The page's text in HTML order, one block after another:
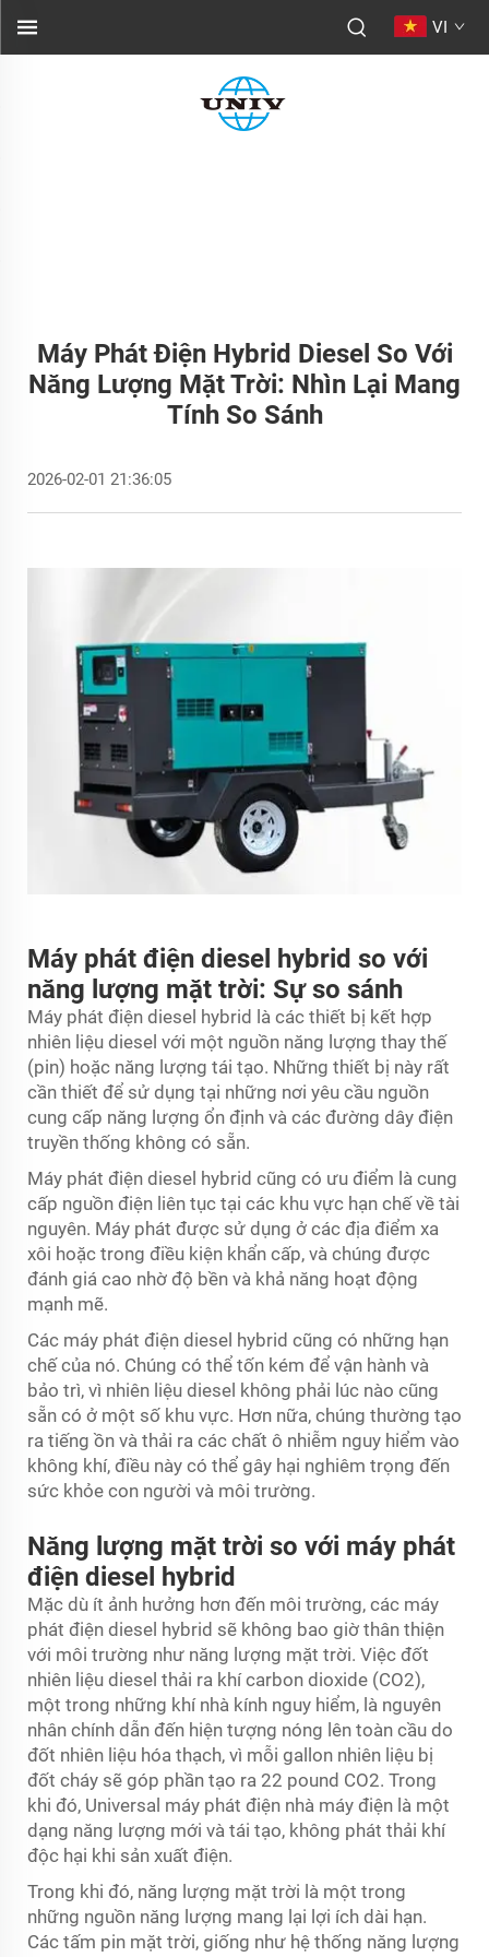
VI
Máy Phát Điện Hybrid Diesel So Với
Năng Lượng Mặt Trời: Nhìn Lại Mang
Tính So Sánh
2026-02-01 21:36:05
Máy phát điện diesel hybrid so với
năng lượng mặt trời: Sự so sánh
Máy phát điện diesel hybrid là các thiết bị kết hợp
nhiên liệu diesel với một nguồn năng lượng thay thế
(pin) hoặc năng lượng tái tạo. Những thiết bị này rất
cần thiết để sử dụng tại những nơi yêu cầu nguồn
cung cấp năng lượng ổn định và các đường dây điện
truyền thống không có sẵn.
Máy phát điện diesel hybrid cũng có ưu điểm là cung
cấp nguồn điện liên tục tại các khu vực hạn chế về tài
nguyên. Máy phát được sử dụng ở các địa điểm xa
xôi hoặc trong điều kiện khẩn cấp, và chúng được
đánh giá cao nhờ độ bền và khả năng hoạt động
mạnh mẽ.
Các máy phát điện diesel hybrid cũng có những hạn
chế của nó. Chúng có thể tốn kém để vận hành và
bảo trì, vì nhiên liệu diesel không phải lúc nào cũng
sẵn có ở một số khu vực. Hơn nữa, chúng thường tạo
ra tiếng ồn và thải ra các chất ô nhiễm nguy hiểm vào
không khí, điều này có thể gây hại nghiêm trọng đến
sức khỏe con người và môi trường.
Năng lượng mặt trời so với máy phát
điện diesel hybrid
Mặc dù ít ảnh hưởng hơn đến môi trường, các máy
phát điện diesel hybrid sẽ không bao giờ thân thiện
với môi trường như năng lượng mặt trời. Việc đốt
nhiên liệu diesel thải ra khí carbon dioxide (CO2),
một trong những khí nhà kính nguy hiểm, là nguyên
nhân chính dẫn đến hiện tượng nóng lên toàn cầu do
đốt nhiên liệu hóa thạch, vì mỗi gallon nhiên liệu bị
đốt cháy sẽ góp phần tạo ra 22 pound CO2. Trong
khi đó, Universal máy phát điện nhà máy điện là một
dạng năng lượng mới và tái tạo, không phát thải khí
độc hại khi sản xuất điện.
Trong khi đó, năng lượng mặt trời là một trong
những nguồn năng lượng mang lại lợi ích dài hạn.
Các tấm pin mặt trời, giống như hệ thống năng lượng